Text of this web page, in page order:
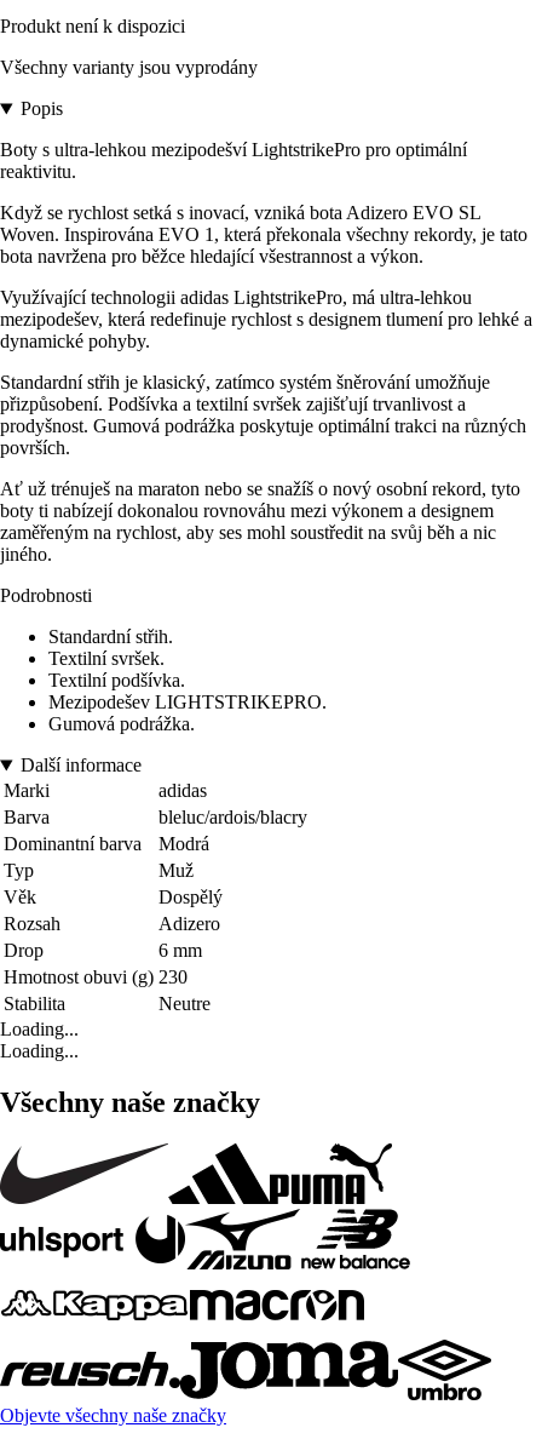
Produkt není k dispozici
Všechny varianty jsou vyprodány
Popis
Boty s ultra-lehkou mezipodešví LightstrikePro pro optimální
reaktivitu.
Když se rychlost setká s inovací, vzniká bota Adizero EVO SL
Woven. Inspirována EVO 1, která překonala všechny rekordy, je tato
bota navržena pro běžce hledající všestrannost a výkon.
Využívající technologii adidas LightstrikePro, má ultra-lehkou
mezipodešev, která redefinuje rychlost s designem tlumení pro lehké a
dynamické pohyby.
Standardní střih je klasický, zatímco systém šněrování umožňuje
přizpůsobení. Podšívka a textilní svršek zajišťují trvanlivost a
prodyšnost. Gumová podrážka poskytuje optimální trakci na různých
površích.
Ať už trénuješ na maraton nebo se snažíš o nový osobní rekord, tyto
boty ti nabízejí dokonalou rovnováhu mezi výkonem a designem
zaměřeným na rychlost, aby ses mohl soustředit na svůj běh a nic
jiného.
Podrobnosti
Standardní střih.
Textilní svršek.
Textilní podšívka.
Mezipodešev LIGHTSTRIKEPRO.
Gumová podrážka.
Další informace
Marki
adidas
Barva
bleluc/ardois/blacry
Dominantní barva
Modrá
Typ
Muž
Věk
Dospělý
Rozsah
Adizero
Drop
6 mm
Hmotnost obuvi (g) 230
Stabilita
Neutre
Loading...
Loading...
Všechny naše značky
Objevte všechny naše značky